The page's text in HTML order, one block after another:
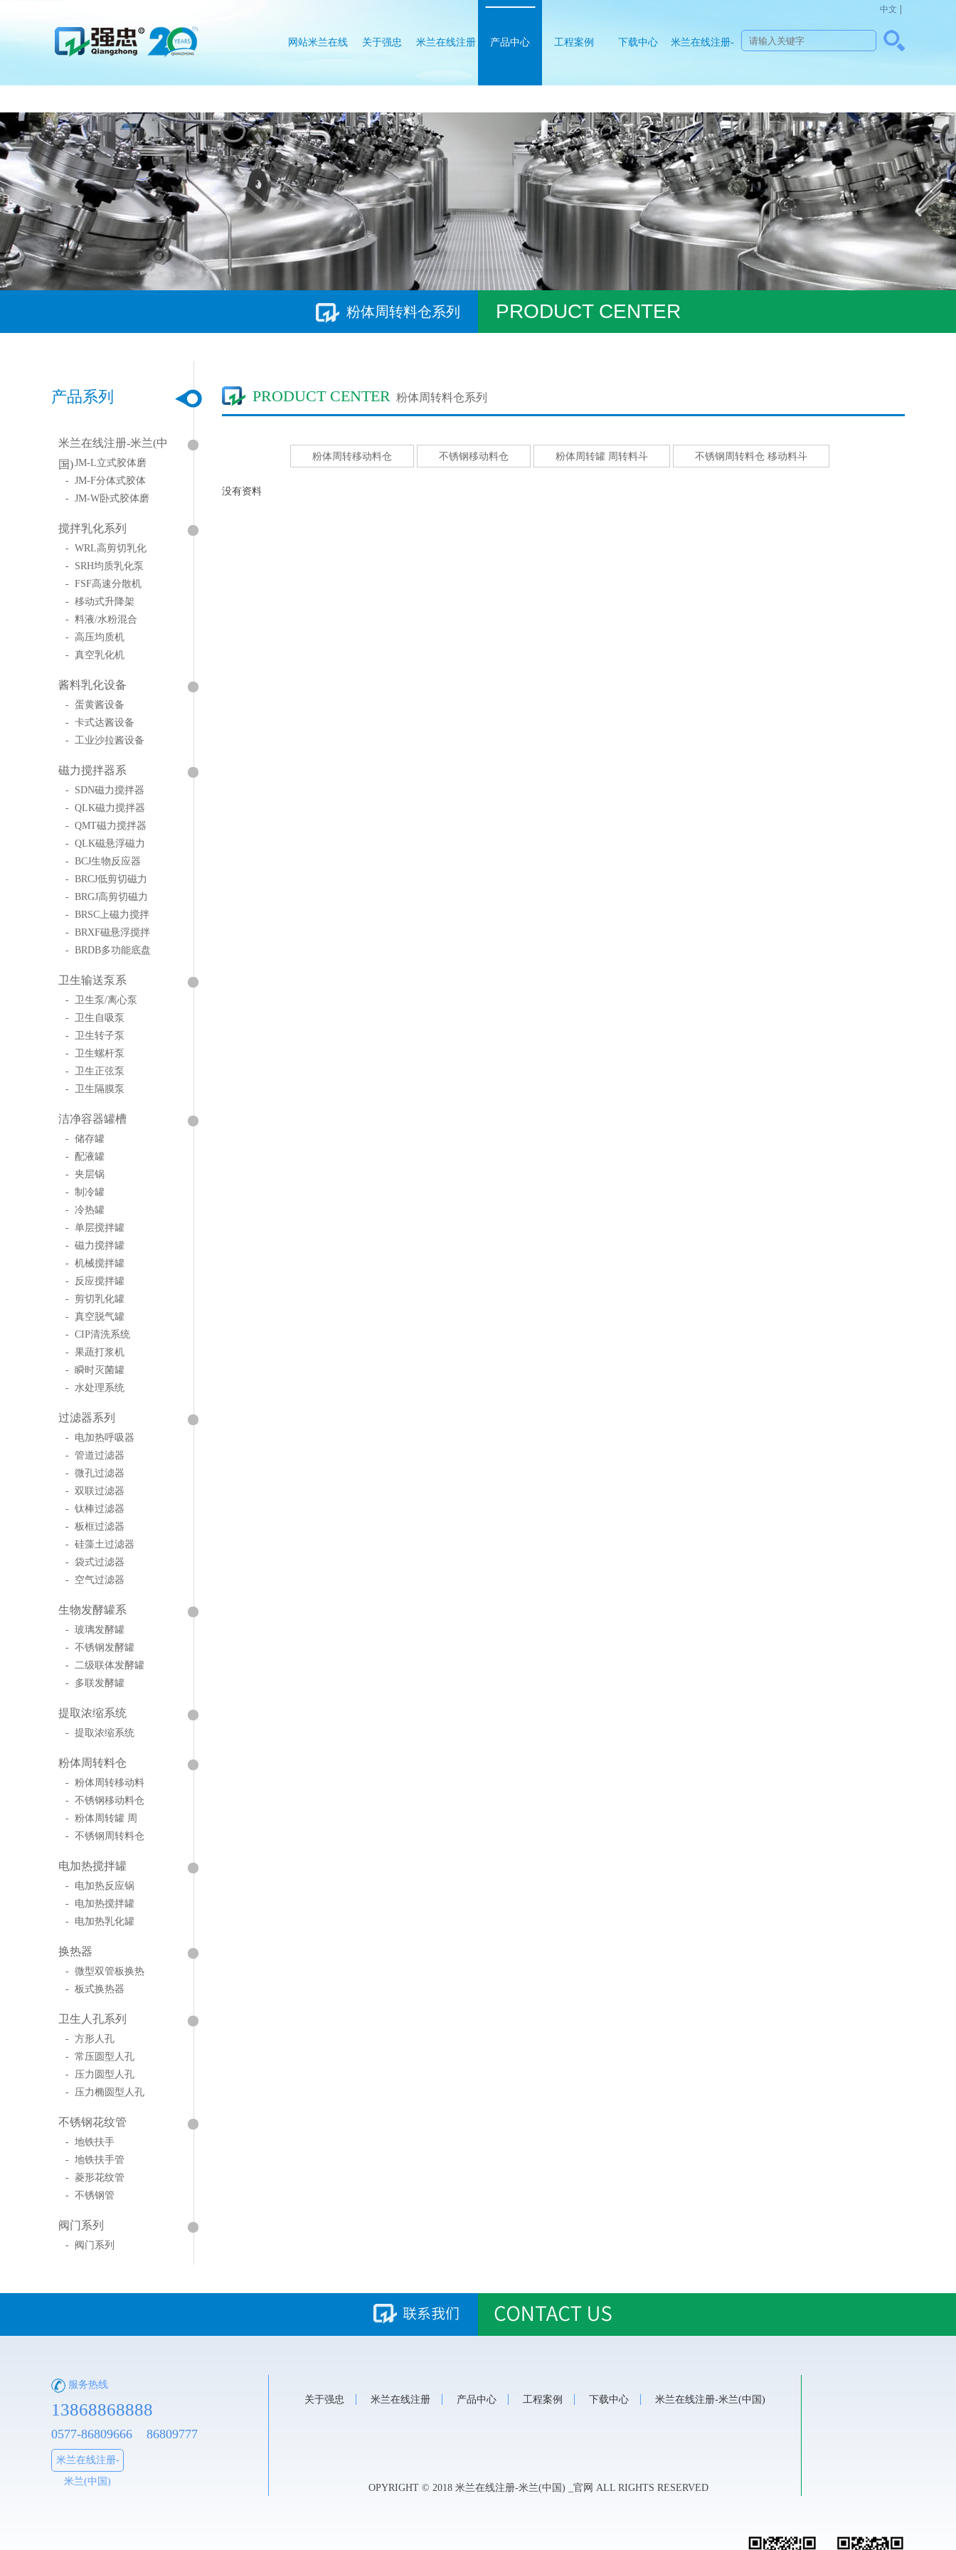
中文
网站米兰在线
注册
关于强忠 米兰在线注册 产品中心 工程案例 下载中心 米兰在线注册-
米兰(中国)
粉体周转料仓系列 PRODUCT CENTER
产品系列
米兰在线注册-米兰(中
国)- JM-L立式胶体磨
- JM-F分体式胶体
- JM-W卧式胶体磨
搅拌乳化系列
- WRL高剪切乳化
- SRH均质乳化泵
- FSF高速分散机
- 移动式升降架
- 料液/水粉混合
- 高压均质机
- 真空乳化机
酱料乳化设备
- 蛋黄酱设备
- 卡式达酱设备
- 工业沙拉酱设备
磁力搅拌器系
- SDN磁力搅拌器
- QLK磁力搅拌器
- QMT磁力搅拌器
- QLK磁悬浮磁力
- BCJ生物反应器
- BRCJ低剪切磁力
- BRGJ高剪切磁力
- BRSC上磁力搅拌
- BRXF磁悬浮搅拌
- BRDB多功能底盘
卫生输送泵系
- 卫生泵/离心泵
- 卫生自吸泵
- 卫生转子泵
- 卫生螺杆泵
- 卫生正弦泵
- 卫生隔膜泵
洁净容器罐槽
- 储存罐
- 配液罐
- 夹层锅
- 制冷罐
- 冷热罐
- 单层搅拌罐
- 磁力搅拌罐
- 机械搅拌罐
- 反应搅拌罐
- 剪切乳化罐
- 真空脱气罐
- CIP清洗系统
- 果蔬打浆机
- 瞬时灭菌罐
- 水处理系统
过滤器系列
- 电加热呼吸器
- 管道过滤器
- 微孔过滤器
- 双联过滤器
- 钛棒过滤器
- 板框过滤器
- 硅藻土过滤器
- 袋式过滤器
- 空气过滤器
生物发酵罐系
- 玻璃发酵罐
- 不锈钢发酵罐
- 二级联体发酵罐
- 多联发酵罐
提取浓缩系统
- 提取浓缩系统
粉体周转料仓
- 粉体周转移动料
- 不锈钢移动料仓
- 粉体周转罐 周
- 不锈钢周转料仓
电加热搅拌罐
- 电加热反应锅
- 电加热搅拌罐
- 电加热乳化罐
换热器
- 微型双管板换热
- 板式换热器
卫生人孔系列
- 方形人孔
- 常压圆型人孔
- 压力圆型人孔
- 压力椭圆型人孔
不锈钢花纹管
- 地铁扶手
- 地铁扶手管
- 菱形花纹管
- 不锈钢管
阀门系列
- 阀门系列
PRODUCT CENTER 粉体周转料仓系列
粉体周转移动料仓 不锈钢移动料仓 粉体周转罐 周转料斗 不锈钢周转料仓 移动料斗
没有资料
服务热线
13868868888
0577-86809666 86809777
米兰在线注册-
米兰(中国)
关于强忠 米兰在线注册 产品中心 工程案例 下载中心 米兰在线注册-米兰(中国)
OPYRIGHT © 2018 米兰在线注册-米兰(中国) _官网 ALL RIGHTS RESERVED